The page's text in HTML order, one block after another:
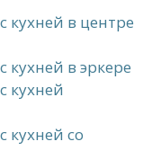
кухней в центре
в эркере
кухней
кухней со